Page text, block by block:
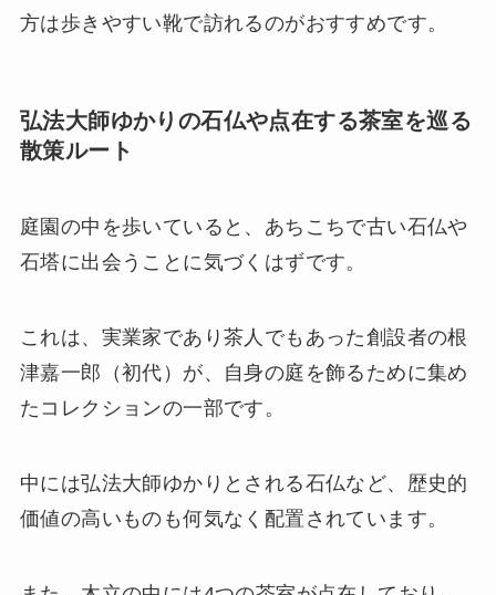
方は歩きやすい靴で訪れるのがおすすめです。
弘法大師ゆかりの石仏や点在する茶室を巡る
散策ルート
庭園の中を歩いていると、あちこちで古い石仏や
石塔に出会うことに気づくはずです。
これは、実業家であり茶人でもあった創設者の根
津嘉一郎（初代）が、自身の庭を飾るために集め
たコレクションの一部です。
中には弘法大師ゆかりとされる石仏など、歴史的
価値の高いものも何気なく配置されています。